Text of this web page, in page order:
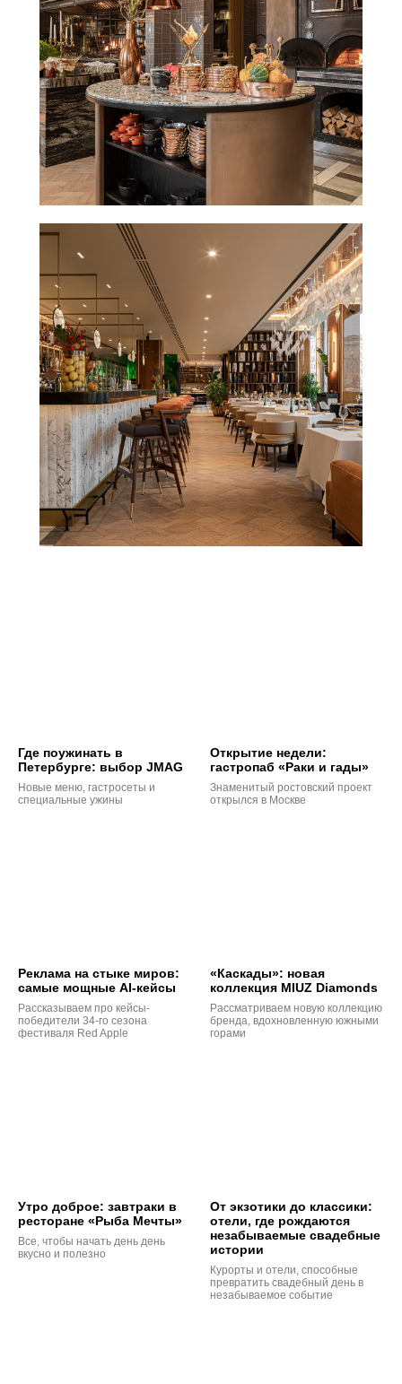
Где поужинать в
Петербурге: выбор JMAG
Новые меню, гастросеты и
специальные ужины
Открытие недели:
гастропаб «Раки и гады»
Знаменитый ростовский проект
открылся в Москве
Реклама на стыке миров:
самые мощные AI-кейсы
Рассказываем про кейсы-
победители 34-го сезона
фестиваля Red Apple
«Каскады»: новая
коллекция MIUZ Diamonds
Рассматриваем новую коллекцию
бренда, вдохновленную южными
горами
Утро доброе: завтраки в
ресторане «Рыба Мечты»
Все, чтобы начать день день
вкусно и полезно
От экзотики до классики:
отели, где рождаются
незабываемые свадебные
истории
Курорты и отели, способные
превратить свадебный день в
незабываемое событие